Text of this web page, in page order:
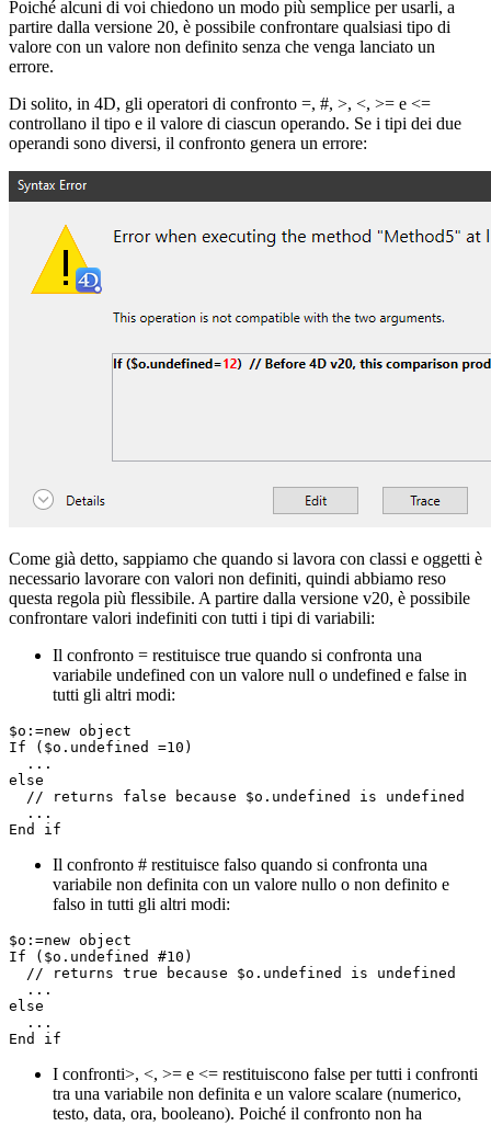
Poiché alcuni di voi chiedono un modo più semplice per usarli, a
partire dalla versione 20, è possibile confrontare qualsiasi tipo di
valore con un valore non definito senza che venga lanciato un
errore.
Di solito, in 4D, gli operatori di confronto =, #, >, <, >= e <=
controllano il tipo e il valore di ciascun operando. Se i tipi dei due
operandi sono diversi, il confronto genera un errore:
Come già detto, sappiamo che quando si lavora con classi e oggetti è
necessario lavorare con valori non definiti, quindi abbiamo reso
questa regola più flessibile. A partire dalla versione v20, è possibile
confrontare valori indefiniti con tutti i tipi di variabili:
Il confronto = restituisce true quando si confronta una
variabile undefined con un valore null o undefined e false in
tutti gli altri modi:
$o:=new object
If ($o.undefined =10)
  ...
else
  // returns false because $o.undefined is undefined
  ...
Il confronto # restituisce falso quando si confronta una
variabile non definita con un valore nullo o non definito e
falso in tutti gli altri modi:
$o:=new object
If ($o.undefined #10)
  // returns true because $o.undefined is undefined
  ...
else
  ...
I confronti>, <, >= e <= restituiscono false per tutti i confronti
tra una variabile non definita e un valore scalare (numerico,
testo, data, ora, booleano). Poiché il confronto non ha